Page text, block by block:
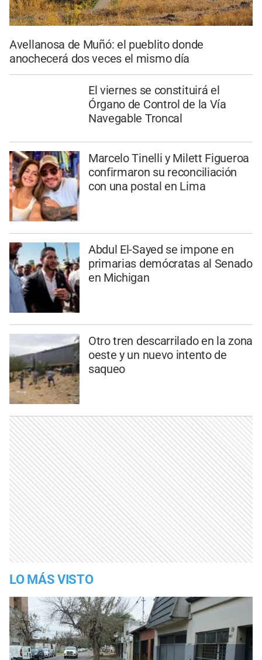
Avellanosa de Muñó: el pueblito donde
anochecerá dos veces el mismo día
El viernes se constituirá el
Órgano de Control de la Vía
Navegable Troncal
Marcelo Tinelli y Milett Figueroa
confirmaron su reconciliación
con una postal en Lima
Abdul El-Sayed se impone en
primarias demócratas al Senado
en Michigan
Otro tren descarrilado en la zona
oeste y un nuevo intento de
saqueo
LO MÁS VISTO